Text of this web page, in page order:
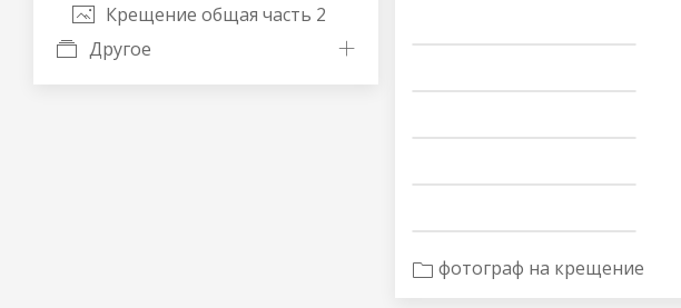
Крещение общая часть 2
Другое
фотограф на крещение